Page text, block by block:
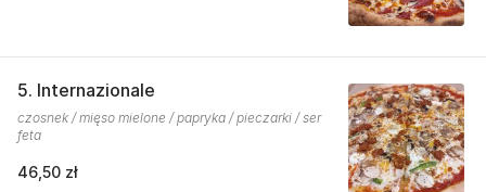
5. Internazionale
czosnek / mięso mielone / papryka / pieczarki / ser
feta
46,50 zł